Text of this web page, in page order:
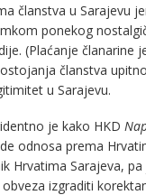
članstva u Sarajevu
ponekog
(Plaćanje članarine
članstva
u Sarajevu.
je kako HKD
odnosa prema
Hrvatima Sarajeva,
izgraditi